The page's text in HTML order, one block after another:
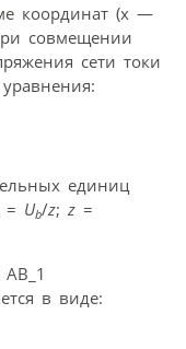
координат (x —
совмещении
сети токи
единиц
= Ub/z; z =
в виде: